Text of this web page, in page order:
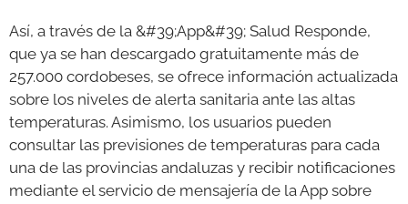
Así, a través de la &#39;App&#39; Salud Responde,
que ya se han descargado gratuitamente más de
257.000 cordobeses, se ofrece información actualizada
sobre los niveles de alerta sanitaria ante las altas
temperaturas. Asimismo, los usuarios pueden
consultar las previsiones de temperaturas para cada
una de las provincias andaluzas y recibir notificaciones
mediante el servicio de mensajería de la App sobre